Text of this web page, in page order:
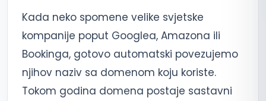
Kada neko spomene velike svjetske
kompanije poput Googlea, Amazona ili
Bookinga, gotovo automatski povezujemo
njihov naziv sa domenom koju koriste.
Tokom godina domena postaje sastavni